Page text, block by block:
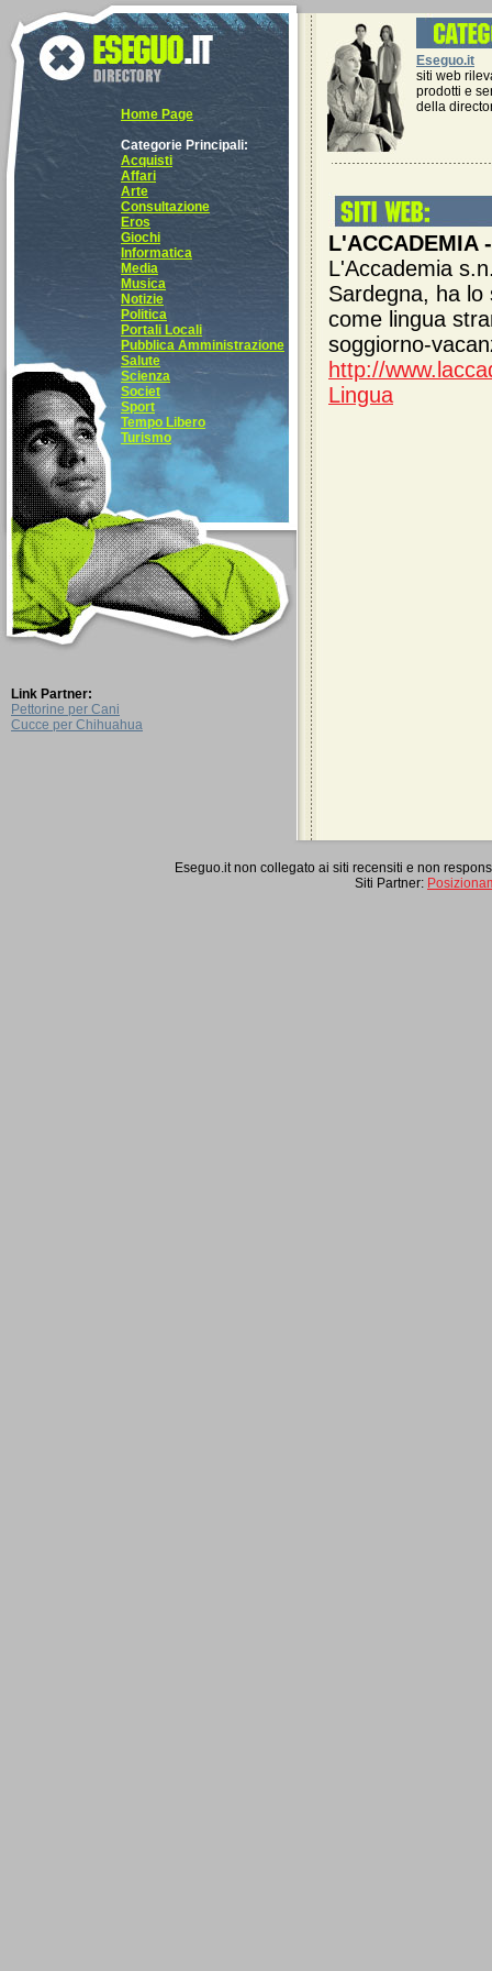
Home Page
Categorie Principali:
Acquisti
Affari
Arte
Consultazione
Eros
Giochi
Informatica
Media
Musica
Notizie
Politica
Portali Locali
Pubblica Amministrazione
Salute
Scienza
Societ
Sport
Tempo Libero
Turismo
Link Partner:
Pettorine per Cani
Cucce per Chihuahua
Eseguo.it
siti web
prodotti e
della
L'Accademia
Sardegna, ha lo
come lingua
soggiorno-
http://
Lingua
Eseguo.it non collegato ai siti recensiti e non
Siti Partner: